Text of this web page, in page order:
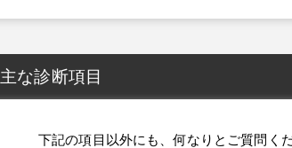
主な診断項目
下記の項目以外にも、何なりとご質問くだ